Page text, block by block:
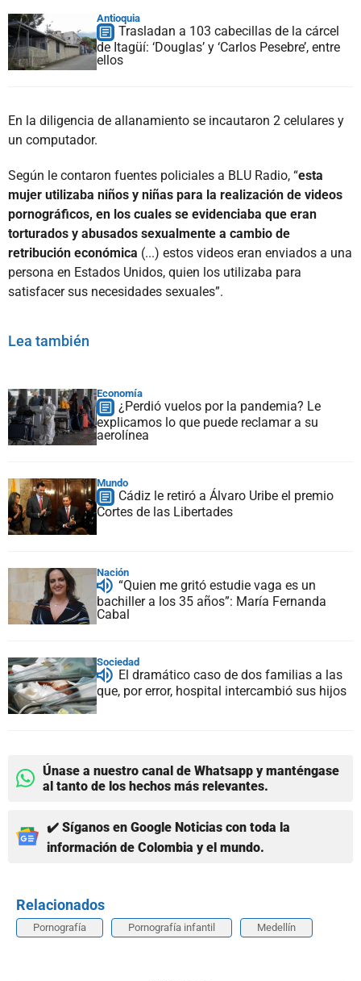
Antioquia
Trasladan a 103 cabecillas de la cárcel
de Itagüí: ‘Douglas’ y ‘Carlos Pesebre’, entre
ellos
En la diligencia de allanamiento se incautaron 2 celulares y
un computador.
Según le contaron fuentes policiales a BLU Radio, “esta
mujer utilizaba niños y niñas para la realización de videos
pornográficos, en los cuales se evidenciaba que eran
torturados y abusados sexualmente a cambio de
retribución económica (...) estos videos eran enviados a una
persona en Estados Unidos, quien los utilizaba para
satisfacer sus necesidades sexuales”.
Lea también
Economía
¿Perdió vuelos por la pandemia? Le
explicamos lo que puede reclamar a su
aerolínea
Mundo
Cádiz le retiró a Álvaro Uribe el premio
Cortes de las Libertades
Nación
“Quien me gritó estudie vaga es un
bachiller a los 35 años”: María Fernanda
Cabal
Sociedad
El dramático caso de dos familias a las
que, por error, hospital intercambió sus hijos
Únase a nuestro canal de Whatsapp y manténgase
al tanto de los hechos más relevantes.
✔️ Síganos en Google Noticias con toda la
información de Colombia y el mundo.
Relacionados
Pornografía Pornografía infantil Medellín